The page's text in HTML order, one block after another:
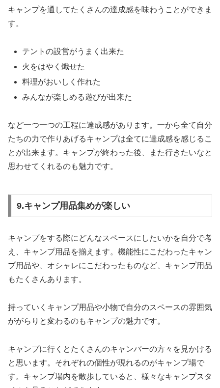
キャンプを通してたくさんの達成感を味わうことができま
す。
テントの設営がうまく出来た
火をはやく熾せた
料理がおいしく作れた
みんなが楽しめる遊びが出来た
など一つ一つの工程に達成感があります。一から全て自分
たちの力で作りあげるキャンプは全てに達成感を感じるこ
とが出来ます。キャンプが終わった後、また行きたいなと
思わせてくれるのも魅力です。
9.キャンプ用品集めが楽しい
キャンプをする際にどんなスペースにしたいかを自分で考
え、キャンプ用品を揃えます。機能性にこだわったキャン
プ用品や、オシャレにこだわったものなど、キャンプ用品
もたくさんあります。
持っていくキャンプ用品や小物で自分のスペースの雰囲気
ががらりと変わるのもキャンプの魅力です。
キャンプに行くとたくさんのキャンパーの方々を見かける
と思います。それぞれの個性が現れるのがキャンプ場で
す。キャンプ場内を散歩していると、様々なキャンプスタ